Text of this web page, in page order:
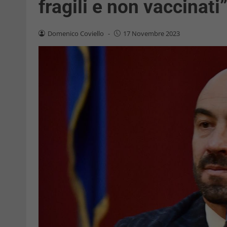
fragili e non vaccinati”
Domenico Coviello - 17 Novembre 2023